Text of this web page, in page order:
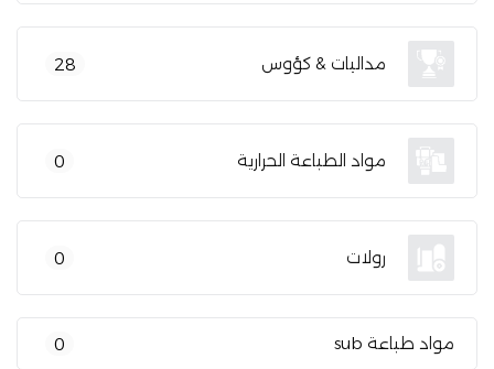
مداليات & كؤوس 28
مواد الطباعة الحرارية 0
رولات 0
مواد طباعة sub 0